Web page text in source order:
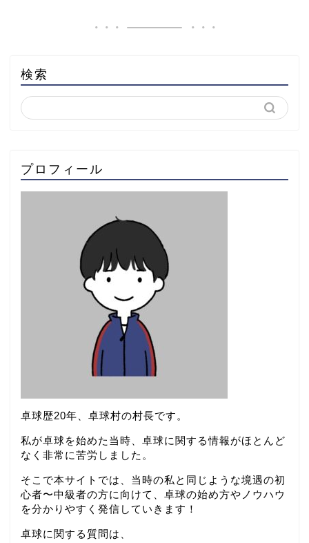
検索
プロフィール
卓球歴20年、卓球村の村長です。
私が卓球を始めた当時、卓球に関する情報がほとんど
なく非常に苦労しました。
そこで本サイトでは、当時の私と同じような境遇の初
心者〜中級者の方に向けて、卓球の始め方やノウハウ
を分かりやすく発信していきます！
卓球に関する質問は、